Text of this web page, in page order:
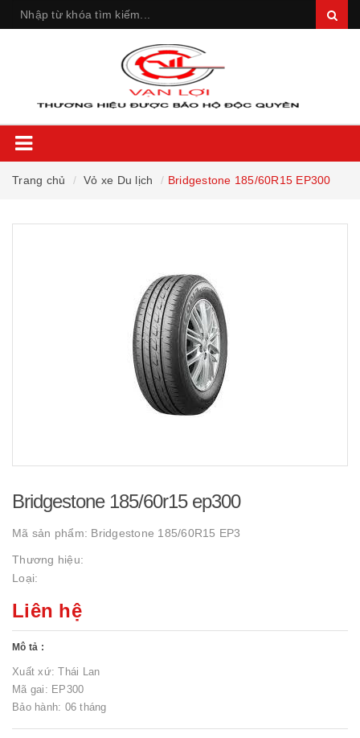
Trang chủ Vỏ xe Du lịch Bridgestone 185/60R15 EP300
Bridgestone 185/60r15 ep300
Mã sản phẩm: Bridgestone 185/60R15 EP3
Thương hiệu:
Loại:
Liên hệ
Mô tả :
Xuất xứ: Thái Lan
Mã gai: EP300
Bảo hành: 06 tháng